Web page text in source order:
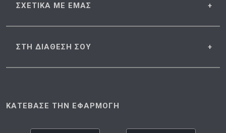
ΣΧΕΤΙΚΑ ΜΕ ΕΜΑΣ
ΣΤΗ ΔΙΑΘΕΣΗ ΣΟΥ
ΚΑΤΕΒΑΣΕ ΤΗΝ ΕΦΑΡΜΟΓΗ